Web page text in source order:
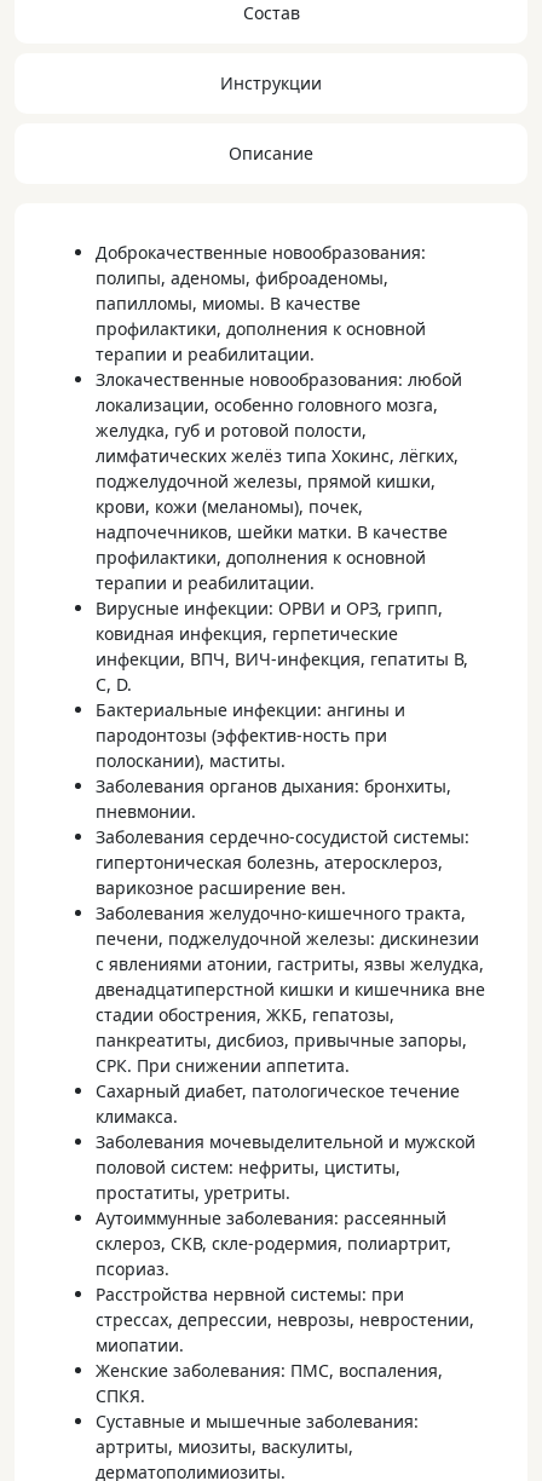
Состав
Инструкции
Описание
Доброкачественные новообразования:
полипы, аденомы, фиброаденомы,
папилломы, миомы. В качестве
профилактики, дополнения к основной
терапии и реабилитации.
Злокачественные новообразования: любой
локализации, особенно головного мозга,
желудка, губ и ротовой полости,
лимфатических желёз типа Хокинс, лёгких,
поджелудочной железы, прямой кишки,
крови, кожи (меланомы), почек,
надпочечников, шейки матки. В качестве
профилактики, дополнения к основной
терапии и реабилитации.
Вирусные инфекции: ОРВИ и ОРЗ, грипп,
ковидная инфекция, герпетические
инфекции, ВПЧ, ВИЧ-инфекция, гепатиты В,
С, D.
Бактериальные инфекции: ангины и
пародонтозы (эффектив-ность при
полоскании), маститы.
Заболевания органов дыхания: бронхиты,
пневмонии.
Заболевания сердечно-сосудистой системы:
гипертоническая болезнь, атеросклероз,
варикозное расширение вен.
Заболевания желудочно-кишечного тракта,
печени, поджелудочной железы: дискинезии
с явлениями атонии, гастриты, язвы желудка,
двенадцатиперстной кишки и кишечника вне
стадии обострения, ЖКБ, гепатозы,
панкреатиты, дисбиоз, привычные запоры,
СРК. При снижении аппетита.
Сахарный диабет, патологическое течение
климакса.
Заболевания мочевыделительной и мужской
половой систем: нефриты, циститы,
простатиты, уретриты.
Аутоиммунные заболевания: рассеянный
склероз, СКВ, скле-родермия, полиартрит,
псориаз.
Расстройства нервной системы: при
стрессах, депрессии, неврозы, невростении,
миопатии.
Женские заболевания: ПМС, воспаления,
СПКЯ.
Суставные и мышечные заболевания:
артриты, миозиты, васкулиты,
дерматополимиозиты.